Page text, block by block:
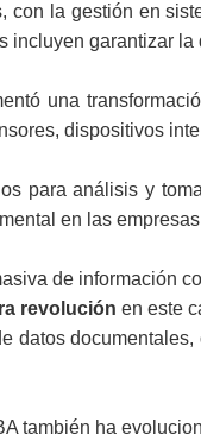
la gestión en
garantizar
una
dispositivos
para análisis y
en las
de información
revolución en este
también ha